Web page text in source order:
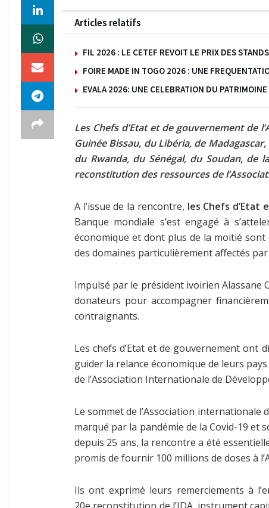
Articles relatifs
FIL 2026 : LE CETEF REVOIT LE PRIX DES
FOIRE MADE IN TOGO 2026 : UNE
EVALA 2026: UNE CELEBRATION DU
Les Chefs d’Etat et de gouvernement de
Guinée Bissau, du Libéria, de
du Rwanda, du Sénégal, du Soudan, de
reconstitution des ressources de
A l’issue de la rencontre, les Chefs
Banque mondiale s’est engagé à
économique et dont plus de la moitié
des domaines particulièrement affectés
Impulsé par le président ivoirien Alassane
donateurs pour accompagner
contraignants.
Les chefs d’Etat et de gouvernement ont
guider la relance économique de leurs
de l’Association Internationale de
Le sommet de l’Association internationale
marqué par la pandémie de la Covid-19
depuis 25 ans, la rencontre a été
promis de fournir 100 millions de doses à
Ils ont exprimé leurs remerciements à